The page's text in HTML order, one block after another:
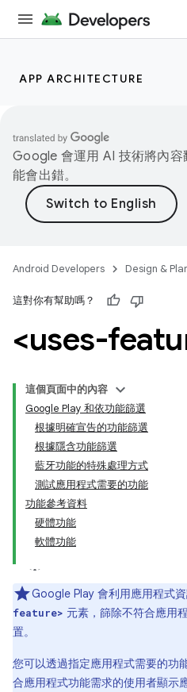
APP ARCHITECTURE
Google 會運用 AI 技術將內
能會出錯。
Android Developers Design &
這對你有幫助嗎？
<uses-
這個頁面中的內容
Google Play 和依功能篩選
根據明確宣告的功能篩選
根據隱含功能篩選
藍牙功能的特殊處理方式
測試應用程式需要的功能
功能參考資料
硬體功能
軟體功能
Google Play 會利用應用程式
feature> 元素，篩除不符合應用
置。
您可以透過指定應用程式需要的功
合應用程式功能需求的使用者顯示